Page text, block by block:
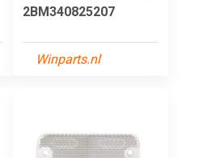
2BM340825207
Winparts.nl